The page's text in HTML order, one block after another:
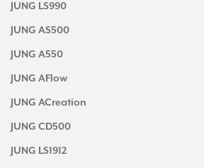
JUNG LS990
JUNG AS500
JUNG A550
JUNG AFlow
JUNG ACreation
JUNG CD500
JUNG LS1912